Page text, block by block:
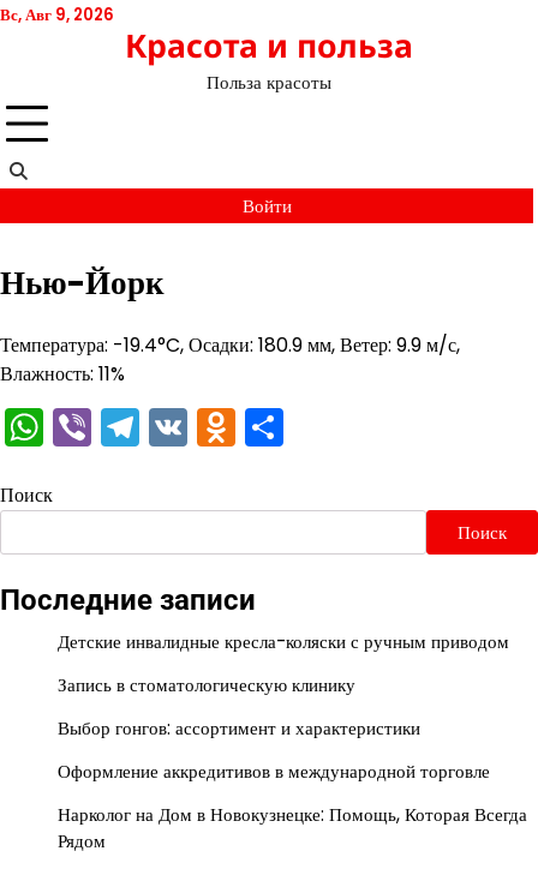
Перейти
Вс, Авг 9, 2026
Красота и польза
Польза красоты
Войти
Нью-Йорк
Температура: -19.4°C, Осадки: 180.9 мм, Ветер: 9.9 м/с,
Влажность: 11%
WhatsApp
ViberTelegram
VKOdnoklassniki
Поиск
Поиск
Последние записи
Детские инвалидные кресла-коляски с ручным приводом
Запись в стоматологическую клинику
Выбор гонгов: ассортимент и характеристики
Оформление аккредитивов в международной торговле
Нарколог на Дом в Новокузнецке: Помощь, Которая Всегда
Рядом